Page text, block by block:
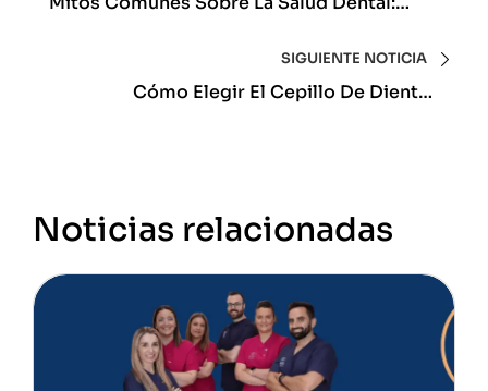
SIGUIENTE NOTICIA
Cómo Elegir El Cepillo De Dientes
Noticias relacionadas